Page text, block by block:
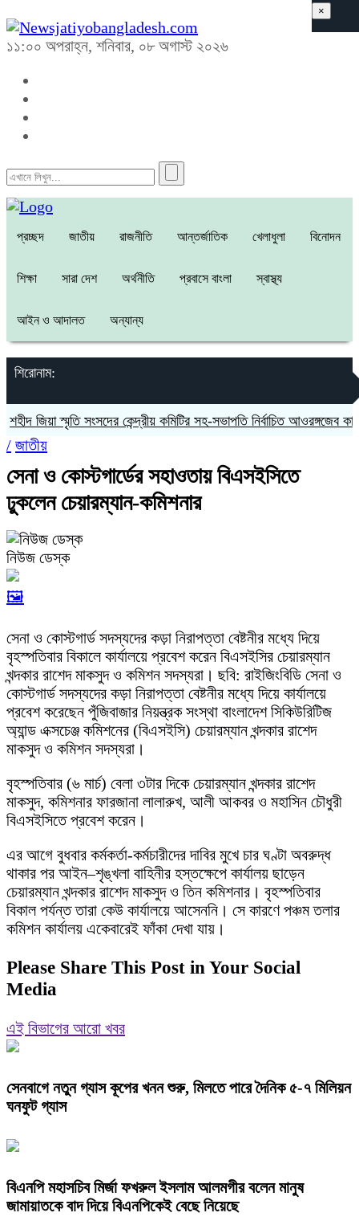
১১:০০ অপরাহ্ন, শনিবার, ০৮ অগাস্ট ২০২৬
প্রচ্ছদ জাতীয় রাজনীতি আন্তর্জাতিক খেলাধুলা বিনোদন
শিক্ষা সারা দেশ অর্থনীতি প্রবাসে বাংলা স্বাস্থ্য
আইন ও আদালত অন্যান্য
শিরোনাম:
জিয়া স্মৃতি সংসদের কেন্দ্রীয় কমিটির সহ-সভাপতি নির্বাচিত আওরঙ্গজেব কামাল
×
/ জাতীয়
সেনা ও কোস্টগার্ডের সহাওতায় বিএসইসিতে
ঢুকলেন চেয়ারম্যান-কমিশনার
নিউজ ডেস্ক
🖼️
সেনা ও কোস্টগার্ড সদস্যদের কড়া নিরাপত্তা বেষ্টনীর মধ্যে দিয়ে
বৃহস্পতিবার বিকালে কার্যালয়ে প্রবেশ করেন বিএসইসির চেয়ারম্যান
খন্দকার রাশেদ মাকসুদ ও কমিশন সদস্যরা। ছবি: রাইজিংবিডি সেনা ও
কোস্টগার্ড সদস্যদের কড়া নিরাপত্তা বেষ্টনীর মধ্যে দিয়ে কার্যালয়ে
প্রবেশ করেছেন পুঁজিবাজার নিয়ন্ত্রক সংস্থা বাংলাদেশ সিকিউরিটিজ
অ্যান্ড এক্সচেঞ্জ কমিশনের (বিএসইসি) চেয়ারম্যান খন্দকার রাশেদ
মাকসুদ ও কমিশন সদস্যরা।
বৃহস্পতিবার (৬ মার্চ) বেলা ৩টার দিকে চেয়ারম্যান খন্দকার রাশেদ
মাকসুদ, কমিশনার ফারজানা লালারুখ, আলী আকবর ও মহাসিন চৌধুরী
বিএসইসিতে প্রবেশ করেন।
এর আগে বুধবার কর্মকর্তা-কর্মচারীদের দাবির মুখে চার ঘণ্টা অবরুদ্ধ
থাকার পর আইন–শৃঙ্খলা বাহিনীর হস্তক্ষেপে কার্যালয় ছাড়েন
চেয়ারম্যান খন্দকার রাশেদ মাকসুদ ও তিন কমিশনার। বৃহস্পতিবার
বিকাল পর্যন্ত তারা কেউ কার্যালয়ে আসেননি। সে কারণে পঞ্চম তলার
কমিশন কার্যালয় একেবারেই ফাঁকা দেখা যায়।
Please Share This Post in Your Social
Media
এই বিভাগের আরো খবর
সেনবাগে নতুন গ্যাস কূপের খনন শুরু, মিলতে পারে দৈনিক ৫-৭ মিলিয়ন
ঘনফুট গ্যাস
বিএনপি মহাসচিব মির্জা ফখরুল ইসলাম আলমগীর বলেন মানুষ
জামায়াতকে বাদ দিয়ে বিএনপিকেই বেছে নিয়েছে